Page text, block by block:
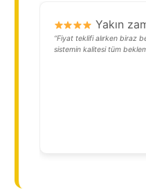
Yakın
“Fiyat teklifi alırken biraz
sistemin kalitesi tüm